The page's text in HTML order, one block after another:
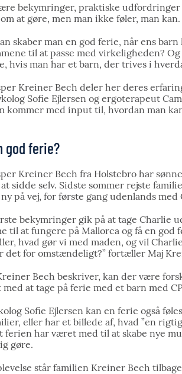
bekymringer, praktiske udfordringer
at gøre, men man ikke føler, man kan.
skaber man en god ferie, når ens
til at passe med virkeligheden?
hvis man har et barn, der trives i
Kreiner Bech deler her deres
Sofie Ejlersen og ergoterapeut
kommer med input til, hvordan man
god ferie?
Kreiner Bech fra Holstebro har
sidde selv. Sidste sommer rejste
på vej, for første gang udenlands
bekymringer gik på at tage Charlie
til at fungere på Mallorca og få en god
hvad gør vi med maden, og vil
det for omstændeligt?” fortæller Maj
Bech beskriver, kan der være
at tage på ferie med et barn med
Sofie Ejlersen kan en ferie også
eller har et billede af, hvad ”en
ferien har været med til at skabe nye
gøre.
står familien Kreiner Bech